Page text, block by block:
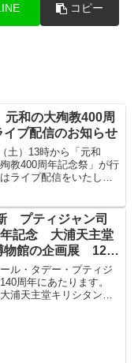
コピー
和の大殉教400周
ブ配信のお知らせ
土）13時から「元和
殉教400周年記念祭」が行
ライブ配信をいたしま
ャンネル登録をお願い
プティジャン司
記念 大浦天主堂
物館の企画展 12月
ル・タデー・プティジ
周年にあたります。
浦天主堂キリシタン博